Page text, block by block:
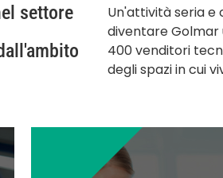
settore
Un'attività seria e
diventare Golmar
400 venditori
degli spazi in cui